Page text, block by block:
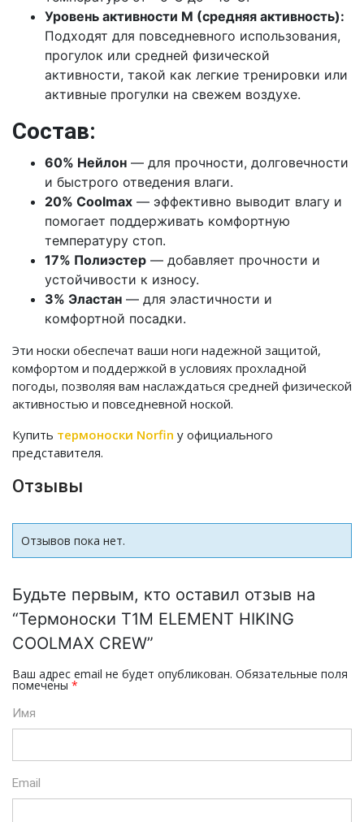
Уровень активности M (средняя активность):
Подходят для повседневного использования,
прогулок или средней физической
активности, такой как легкие тренировки или
активные прогулки на свежем воздухе.
Состав:
60% Нейлон — для прочности, долговечности
и быстрого отведения влаги.
20% Coolmax — эффективно выводит влагу и
помогает поддерживать комфортную
температуру стоп.
17% Полиэстер — добавляет прочности и
устойчивости к износу.
3% Эластан — для эластичности и
комфортной посадки.
Эти носки обеспечат ваши ноги надежной защитой,
комфортом и поддержкой в условиях прохладной
погоды, позволяя вам наслаждаться средней физической
активностью и повседневной ноской.
Купить термоноски Norfin у официального
представителя.
Отзывы
Отзывов пока нет.
Будьте первым, кто оставил отзыв на
“Термоноски T1M ELEMENT HIKING
COOLMAX CREW”
Ваш адрес email не будет опубликован. Обязательные поля
помечены *
Имя
Email